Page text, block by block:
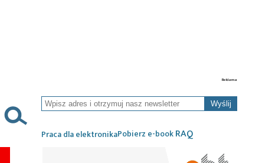
Wyślij
Praca dla elektronikaPobierz e-bookRAQ